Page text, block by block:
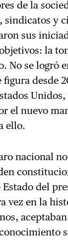
de la
y
sus
la
No se logró
desde
el nuevo
ello.
nacional
del
vez en la